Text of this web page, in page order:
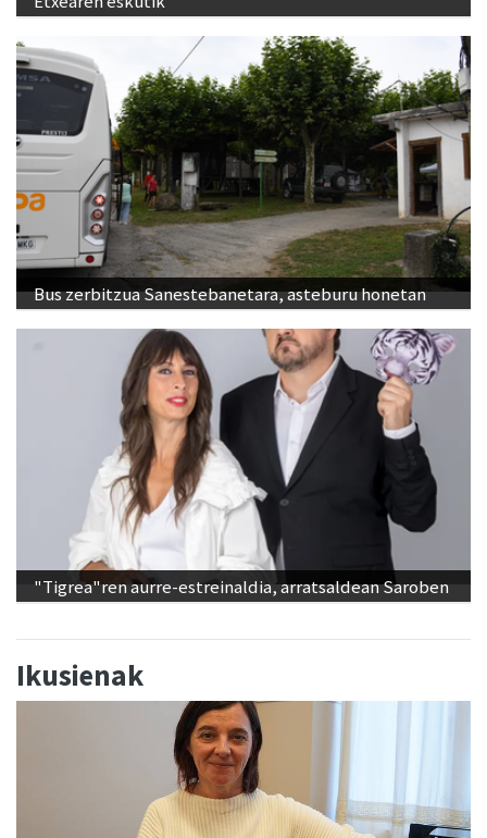
Bus zerbitzua Sanestebanetara, asteburu honetan
"Tigrea"ren aurre-estreinaldia, arratsaldean Saroben